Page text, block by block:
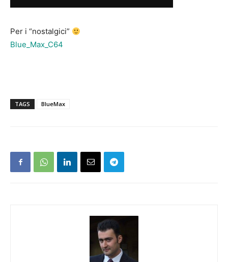
Per i “nostalgici”
Blue_Max_C64
TAGS BlueMax